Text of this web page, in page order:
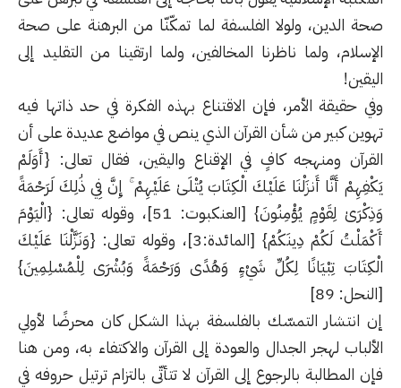
صحة الدين، ولولا الفلسفة لما تمكّنّا من البرهنة على صحة
الإسلام، ولما ناظرنا المخالفين، ولما ارتقينا من التقليد إلى
اليقين!
وفي حقيقة الأمر، فإن الاقتناع بهذه الفكرة في حد ذاتها فيه
تهوين كبير من شأن القرآن الذي ينص في مواضع عديدة على أن
القرآن ومنهجه كافٍ في الإقناع واليقين، فقال تعالى: {أَوَلَمْ
يَكْفِهِمْ أَنَّا أَنزَلْنَا عَلَيْكَ الْكِتَابَ يُتْلَىٰ عَلَيْهِمْ ۚ إِنَّ فِي ذَٰلِكَ لَرَحْمَةً
وَذِكْرَىٰ لِقَوْمٍ يُؤْمِنُونَ} [العنكبوت: 51]، وقوله تعالى: {الْيَوْمَ
أَكْمَلْتُ لَكُمْ دِينَكُمْ} [المائدة:3]، وقوله تعالى: {وَنَزَّلْنَا عَلَيْكَ
الْكِتَابَ تِبْيَانًا لِكُلِّ شَيْءٍ وَهُدًى وَرَحْمَةً وَبُشْرَى لِلْمُسْلِمِينَ}
[النحل: 89]
إن انتشار التمسّك بالفلسفة بهذا الشكل كان محرضًا لأولي
الألباب لهجر الجدال والعودة إلى القرآن والاكتفاء به، ومن هنا
فإن المطالبة بالرجوع إلى القرآن لا تتأتّى بالتزام ترتيل حروفه في